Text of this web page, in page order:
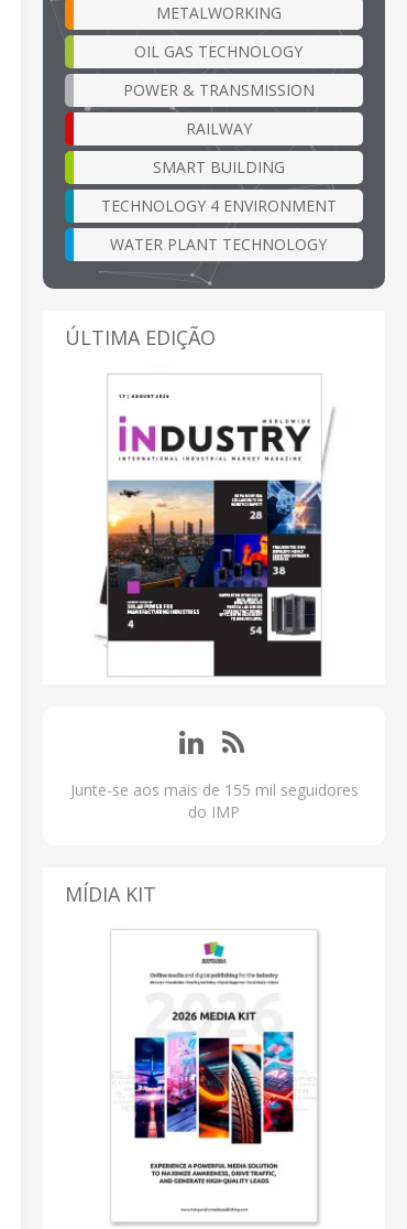
METALWORKING
OIL GAS TECHNOLOGY
POWER & TRANSMISSION
RAILWAY
SMART BUILDING
TECHNOLOGY 4 ENVIRONMENT
WATER PLANT TECHNOLOGY
ÚLTIMA EDIÇÃO
Junte-se aos mais de 155 mil seguidores
do IMP
MÍDIA KIT